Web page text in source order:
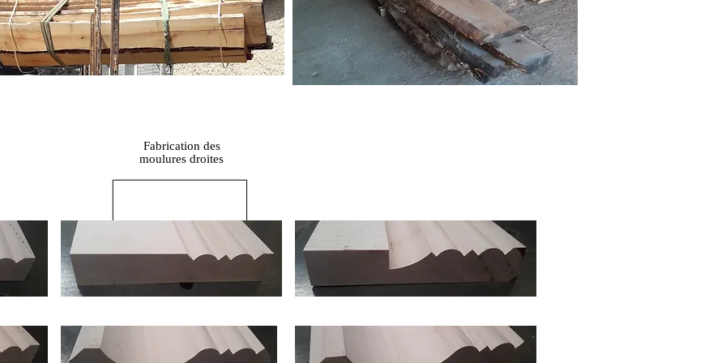
Fabrication des
moulures droites